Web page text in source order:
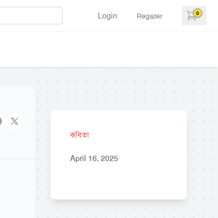
Login Register 0
items in
X brand
কবিতা
April 16, 2025